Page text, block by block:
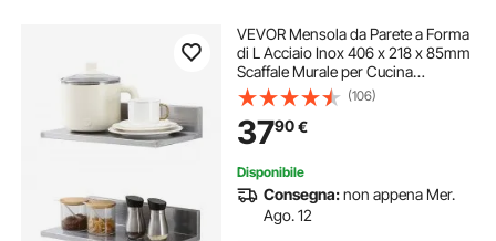
VEVOR Mensola da Parete a Forma
di L Acciaio Inox 406 x 218 x 85mm
Scaffale Murale per Cucina
Soggiorno Capacità Carico Max.
20kg, Mensola da Parete
Portaoggetti Portaspezie in Acciaio
Inox per Cucina
(106)
3790€
Disponibile
Consegna:non appena Mer.
Ago. 12